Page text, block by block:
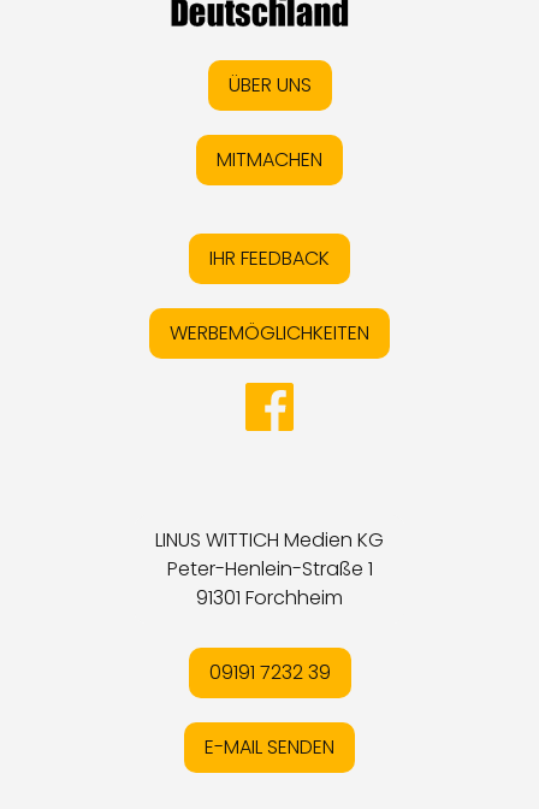
ÜBER UNS
MITMACHEN
IHR FEEDBACK
WERBEMÖGLICHKEITEN
LINUS WITTICH Medien KG
Peter-Henlein-Straße 1
91301 Forchheim
09191 7232 39
E-MAIL SENDEN